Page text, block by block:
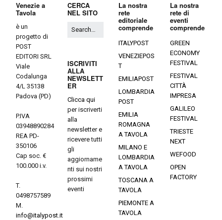
Venezie a
Tavola
è un
progetto di
POST
EDITORI SRL
Viale
Codalunga
4/L 35138
Padova (PD)
P.IVA
03948890284
REA PD-
350106
Cap soc. €
100.000 i.v.
T.
0498757589
M.
info@italypost.it
CERCA
NEL SITO
ISCRIVITI
ALLA
NEWSLETT
ER
Clicca qui
per iscriverti
alla
newsletter e
ricevere tutti
gli
aggiorname
nti sui nostri
prossimi
eventi
La nostra
rete
editoriale
comprende
ITALYPOST
VENEZIEPOS
T
EMILIAPOST
LOMBARDIA
POST
EMILIA
ROMAGNA
A TAVOLA
MILANO E
LOMBARDIA
A TAVOLA
TOSCANA A
TAVOLA
PIEMONTE A
TAVOLA
La nostra
rete di
eventi
comprende
GREEN
ECONOMY
FESTIVAL
FESTIVAL
CITTÀ
IMPRESA
GALILEO
FESTIVAL
TRIESTE
NEXT
WEFOOD
OPEN
FACTORY